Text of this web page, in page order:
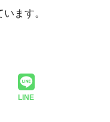
ます。
LINE